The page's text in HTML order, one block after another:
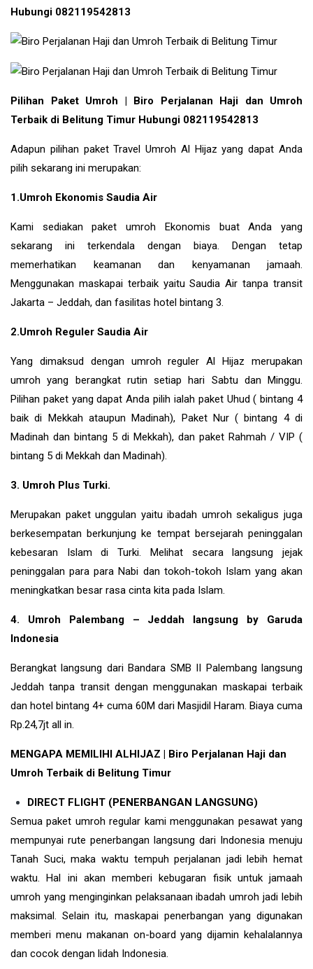
Hubungi 082119542813
Pilihan Paket Umroh | Biro Perjalanan Haji dan Umroh
Terbaik di Belitung Timur Hubungi 082119542813
Adapun pilihan paket Travel Umroh Al Hijaz yang dapat Anda
pilih sekarang ini merupakan:
1.Umroh Ekonomis Saudia Air
Kami sediakan paket umroh Ekonomis buat Anda yang
sekarang ini terkendala dengan biaya. Dengan tetap
memerhatikan keamanan dan kenyamanan jamaah.
Menggunakan maskapai terbaik yaitu Saudia Air tanpa transit
Jakarta – Jeddah, dan fasilitas hotel bintang 3.
2.Umroh Reguler Saudia Air
Yang dimaksud dengan umroh reguler Al Hijaz merupakan
umroh yang berangkat rutin setiap hari Sabtu dan Minggu.
Pilihan paket yang dapat Anda pilih ialah paket Uhud ( bintang 4
baik di Mekkah ataupun Madinah), Paket Nur ( bintang 4 di
Madinah dan bintang 5 di Mekkah), dan paket Rahmah / VIP (
bintang 5 di Mekkah dan Madinah).
3. Umroh Plus Turki.
Merupakan paket unggulan yaitu ibadah umroh sekaligus juga
berkesempatan berkunjung ke tempat bersejarah peninggalan
kebesaran Islam diTurki. Melihat secara langsung jejak
peninggalan para para Nabi dan tokoh-tokoh Islam yang akan
meningkatkan besar rasa cinta kita pada Islam.
4. Umroh Palembang – Jeddah langsung by Garuda
Indonesia
Berangkat langsung dari Bandara SMB II Palembang langsung
Jeddah tanpa transit dengan menggunakan maskapai terbaik
dan hotel bintang 4+ cuma 60M dari Masjidil Haram. Biaya cuma
Rp.24,7jt all in.
MENGAPA MEMILIHI ALHIJAZ | Biro Perjalanan Haji dan
Umroh Terbaik di Belitung Timur
DIRECT FLIGHT (PENERBANGAN LANGSUNG)
Semua paket umroh regular kami menggunakan pesawat yang
mempunyai rute penerbangan langsung dari Indonesia menuju
Tanah Suci, maka waktu tempuh perjalanan jadi lebih hemat
waktu. Hal ini akan memberi kebugaran fisik untuk jamaah
umroh yang menginginkan pelaksanaan ibadah umroh jadi lebih
maksimal. Selain itu, maskapai penerbangan yang digunakan
memberi menu makanan on-board yang dijamin kehalalannya
dan cocok dengan lidah Indonesia.